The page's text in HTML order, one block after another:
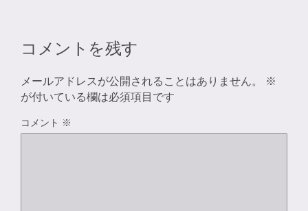
コメントを残す
メールアドレスが公開されることはありません。
※
が付いている欄は必須項目です
コメント ※